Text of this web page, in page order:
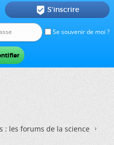
Se souvenir de moi ?
 S'inscrire
: les forums de la science